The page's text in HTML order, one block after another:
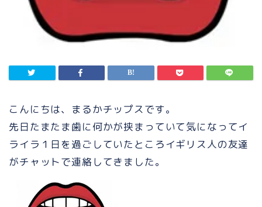
こんにちは、まるかチップスです。
先日たまたま歯に何かが挟まっていて気になってイ
ライラ１日を過ごしていたところイギリス人の友達
がチャットで連絡してきました。